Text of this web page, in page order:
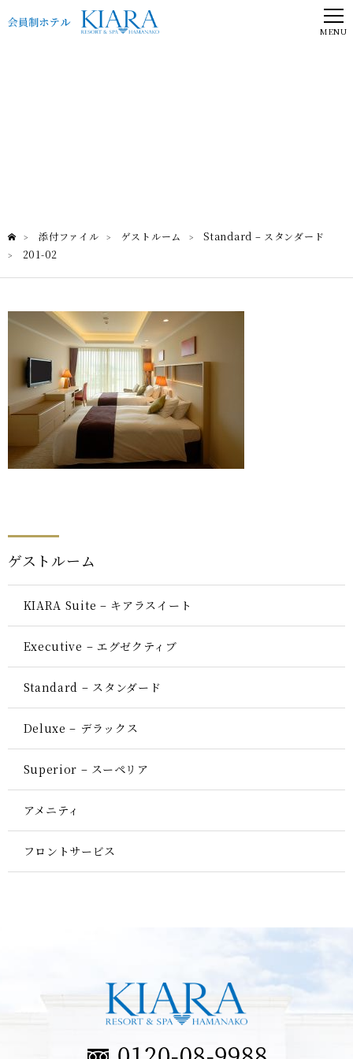
MENU
> 添付ファイル > ゲストルーム > Standard – スタンダード
> 201-02
ゲストルーム
KIARA Suite – キアラスイート
Executive – エグゼクティブ
Standard – スタンダード
Deluxe – デラックス
Superior – スーペリア
アメニティ
フロントサービス